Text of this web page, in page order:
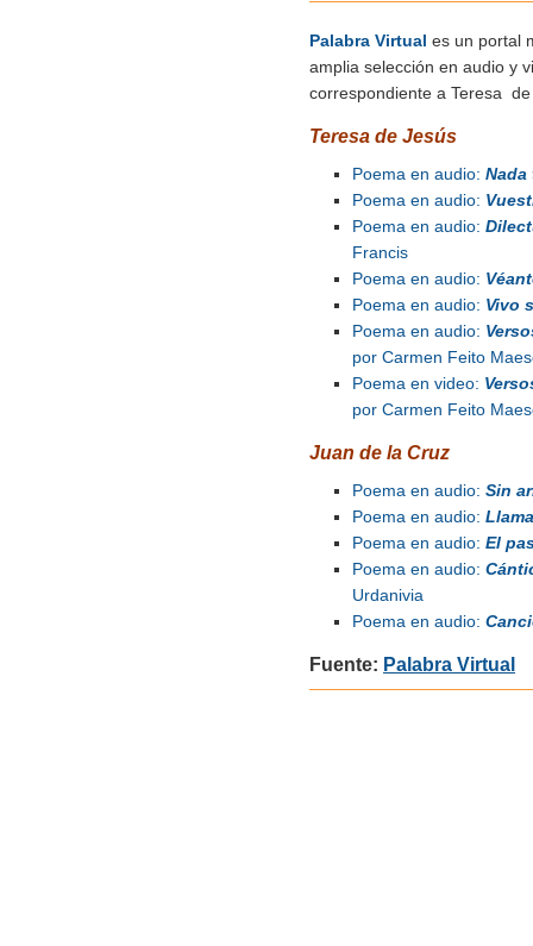
Palabra Virtual es un portal
amplia selección en audio y
correspondiente a Teresa
Teresa de Jesús
Poema en audio: Nada
Poema en audio:
Poema en audio:
Francis
Poema en audio:
Poema en audio: Vivo
Poema en audio:
por Carmen Feito
Poema en video:
por Carmen Feito
Juan de la Cruz
Poema en audio: Sin
Poema en audio:
Poema en audio: El
Poema en audio:
Urdanivia
Poema en audio:
Fuente: Palabra Virtual